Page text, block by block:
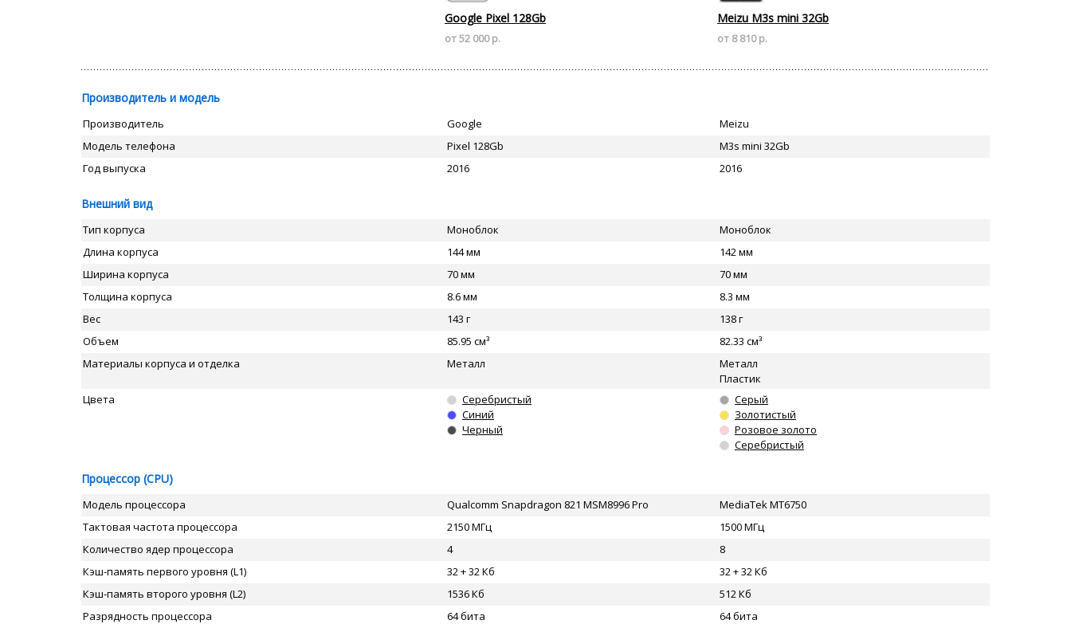
Google Pixel 128Gb
от 52 000 р.
Meizu M3s mini 32Gb
от 8 810 р.
Производитель и модель
Производитель Google
Meizu
Модель телефона
Pixel 128Gb
M3s mini 32Gb
Год выпуска
2016 2016
Внешний вид
Тип корпуса Моноблок
Моноблок
Длина корпуса
144 мм
142 мм
Ширина корпуса
70 мм
70 мм
Толщина корпуса
8.6 мм
8.3 мм
Вес
143 г
138 г
Объем
85.95 см³
82.33 см³
Материалы корпуса и отделка
Металл
Металл
Пластик
Цвета
Серебристый
Синий
Черный
Серый
Золотистый
Розовое золото
Серебристый
Процессор (CPU)
Модель процессора Qualcomm Snapdragon 821 MSM8996 Pro
MediaTek MT6750
Тактовая частота процессора
2150 МГц
1500 МГц
Количество ядер процессора
4
8
Кэш-память первого уровня (L1)
32 + 32 Кб
32 + 32 Кб
Кэш-память второго уровня (L2)
1536 Кб
512 Кб
Разрядность процессора
64 бита
64 бита